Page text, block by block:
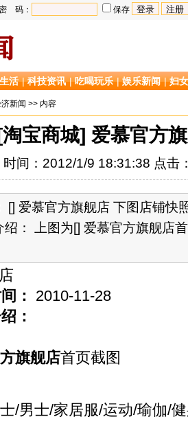
码： 保存
活 |科技资讯 |吃喝玩乐 |娱乐新闻 |妇
新闻 >> 内容
宝商城] 爱慕官方
时间：2012/1/9 18:31:38 点击
[] 爱慕官方旗舰店 下图店铺快
绍： 上图为[] 爱慕官方旗舰店
： 2010-11-28
：
旗舰店首页截图
/男士/家居服/运动/瑜伽/